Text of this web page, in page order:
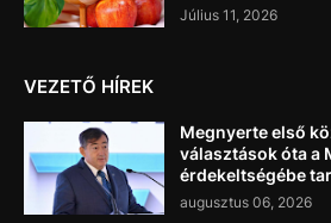
Július 11, 2026
VEZETŐ HÍREK
Megnyerte első
választások óta a
érdekeltségébe
augusztus 06, 2026